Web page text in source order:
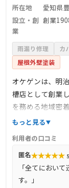
所在地
愛知県
設立・創
業
創業
雨漏り修理 カ
屋根外壁塗装
オケゲンは、明
槽店として創業
を務める地域密
地域の皆様に支
事、外壁工事、
（株）や住友
す。東邦ガスの
も行っています
もっと見る
利用者の口コミ
匿名★★★★★
「全てにおい
す。」